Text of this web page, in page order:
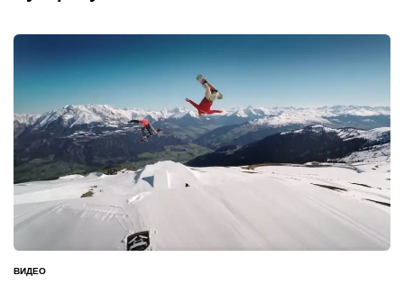
ОПУБЛИКОВАНО
ВИДЕО